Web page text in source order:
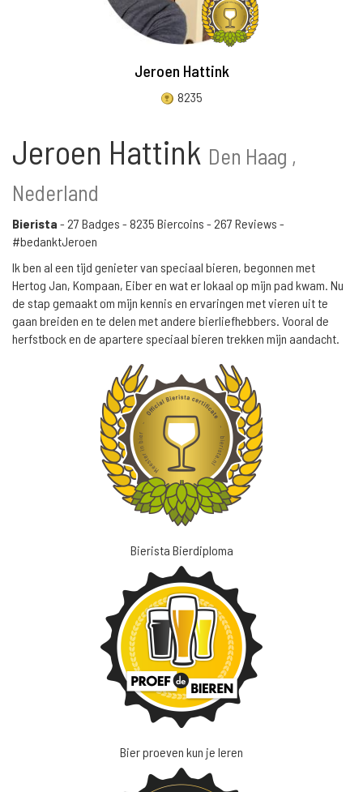
Jeroen Hattink
8235
Jeroen Hattink Den Haag ,
Nederland
Bierista - 27 Badges - 8235 Biercoins - 267 Reviews -
#bedanktJeroen
Ik ben al een tijd genieter van speciaal bieren, begonnen met
Hertog Jan, Kompaan, Eiber en wat er lokaal op mijn pad kwam. Nu
de stap gemaakt om mijn kennis en ervaringen met vieren uit te
gaan breiden en te delen met andere bierliefhebbers. Vooral de
herfstbock en de apartere speciaal bieren trekken mijn aandacht.
Bierista Bierdiploma
Bier proeven kun je leren